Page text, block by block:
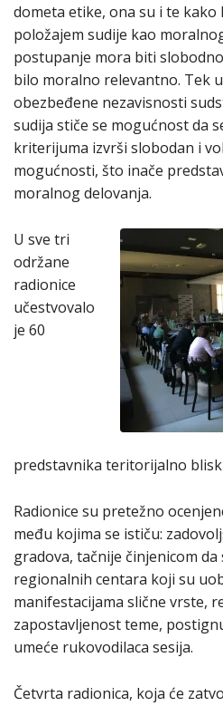
dometa etike, ona su i te
položajem sudije kao
postupanje mora biti
bilo moralno relevantno. Tek
obezbeđene nezavisnosti
sudija stiče se mogućnost da
kriterijuma izvrši slobodan i
mogućnosti, što inače
moralnog delovanja.
U sve tri
održane
radionice
učestvovalo
je 60
predstavnika teritorijalno
Radionice su pretežno
među kojima se ističu:
gradova, tačnije činjenicom da
regionalnih centara koji su
manifestacijama slične vrste,
zapostavljenost teme,
umeće rukovodilaca sesija.
Četvrta radionica, koja će